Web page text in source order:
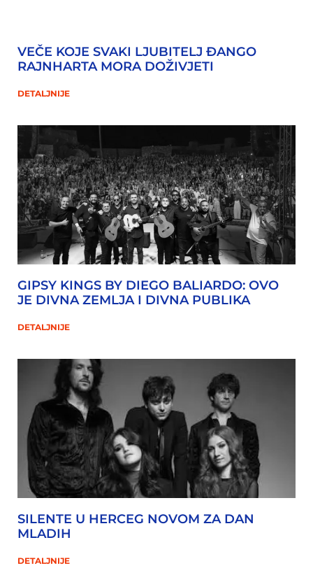
VEČE KOJE SVAKI LJUBITELJ ĐANGO
RAJNHARTA MORA DOŽIVJETI
DETALJNIJE
GIPSY KINGS BY DIEGO BALIARDO: OVO
JE DIVNA ZEMLJA I DIVNA PUBLIKA
DETALJNIJE
SILENTE U HERCEG NOVOM ZA DAN
MLADIH
DETALJNIJE